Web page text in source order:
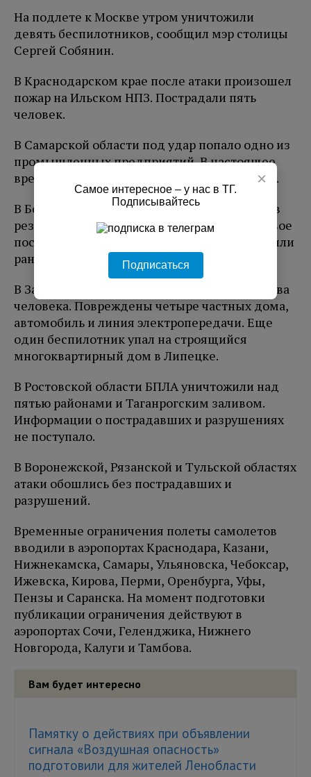
На подлете к Москве утром уничтожили
девять беспилотников, сообщил мэр столицы
Сергей Собянин.
В Краснодарском крае после атаки произошел
пожар на Ильском НПЗ. Пострадали пять
человек.
В Самарской области под удар попало одно из
промышленных предприятий. В настоящее
время там ликвидируют последствия атаки.
В Белгородской области накануне вечером в
результате атак погиб один человек, еще двое
пострадали. Всего за сутки в регионе получили
ранения 24 человека.
В Задонске Липецкой области пострадали два
человека. Повреждены четыре частных дома,
автомобиль и линия электропередачи. Еще
один беспилотник упал на строящийся
многоквартирный дом в Липецке.
В Ростовской области БПЛА уничтожили над
пятью районами и Таганрогским заливом.
Информации о пострадавших и разрушениях
не поступало.
В Воронежской, Рязанской и Тульской областях
атаки обошлись без пострадавших и
разрушений.
Временные ограничения полеты самолетов
вводили в аэропортах Краснодара, Казани,
Нижнекамска, Самары, Ульяновска, Чебоксар,
Ижевска, Кирова, Перми, Оренбурга, Уфы,
Пензы и Саранска. На момент подготовки
публикации ограничения действуют в
аэропортах Сочи, Геленджика, Нижнего
Новгорода, Калуги и Тамбова.
Вам будет интересно
Памятку о действиях при объявлении
сигнала «Воздушная опасность»
подготовили для жителей Ленобласти
×
Самое интересное – у нас в ТГ.
Подписывайтесь
Подписаться